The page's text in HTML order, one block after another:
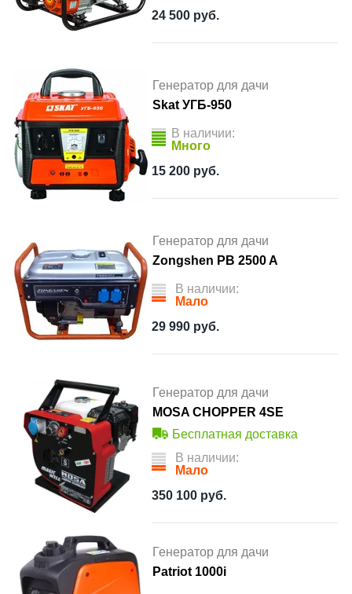
24 500 руб.
Генератор для дачи
Skat УГБ-950
В наличии:
Много
15 200 руб.
Генератор для дачи
Zongshen PB 2500 A
В наличии:
Мало
29 990 руб.
Генератор для дачи
MOSA CHOPPER 4SE
Бесплатная доставка
В наличии:
Мало
350 100 руб.
Генератор для дачи
Patriot 1000i